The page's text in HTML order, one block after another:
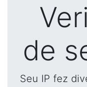
de
Seu IP fez